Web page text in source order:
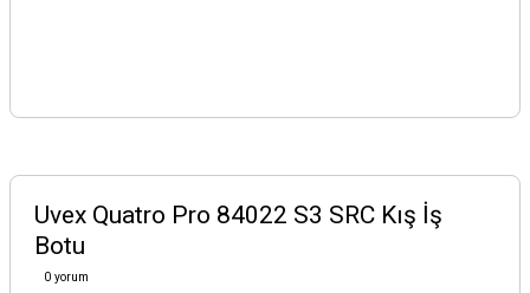
Uvex Quatro Pro 84022 S3 SRC Kış İş
Botu
0 yorum